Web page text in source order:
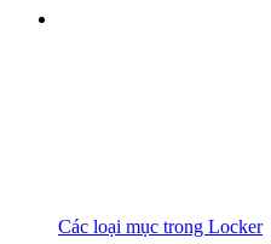
Các loại mục trong Locker